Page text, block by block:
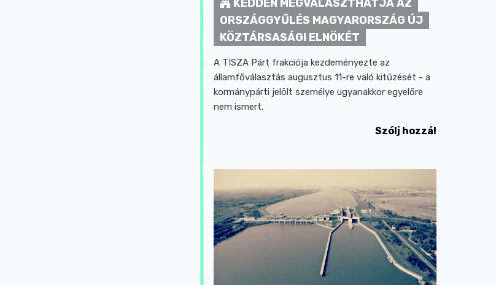
KEDDEN MEGVÁLASZTHATJA AZ
ORSZÁGGYŰLÉS MAGYARORSZÁG ÚJ
KÖZTÁRSASÁGI ELNÖKÉT
A TISZA Párt frakciója kezdeményezte az
államfőválasztás augusztus 11-re való kitűzését - a
kormánypárti jelölt személye ugyanakkor egyelőre
nem ismert.
Szólj hozzá!